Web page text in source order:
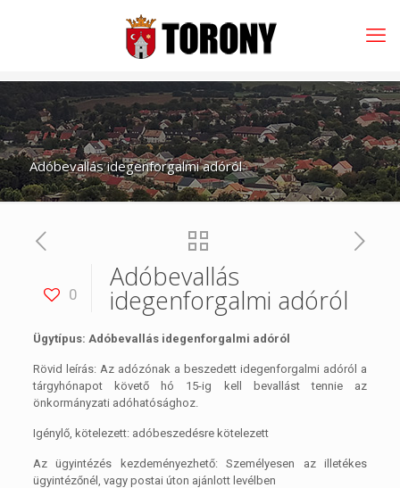
Adóbevallás idegenforgalmi adóról
0
Adóbevallás
idegenforgalmi adóról
Ügytípus: Adóbevallás idegenforgalmi adóról
Rövid leírás: Az adózónak a beszedett idegenforgalmi adóról a
tárgyhónapot követő hó 15-ig kell bevallást tennie az
önkormányzati adóhatósághoz.
Igénylő, kötelezett: adóbeszedésre kötelezett
Az ügyintézés kezdeményezhető: Személyesen az illetékes
ügyintézőnél, vagy postai úton ajánlott levélben